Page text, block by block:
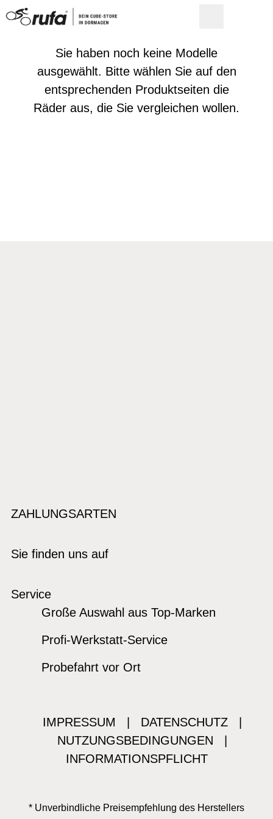
Sie haben noch keine Modelle
ausgewählt. Bitte wählen Sie auf den
entsprechenden Produktseiten die
Räder aus, die Sie vergleichen wollen.
ZAHLUNGSARTEN
Sie finden uns auf
Service
Große Auswahl aus Top-Marken
Profi-Werkstatt-Service
Probefahrt vor Ort
IMPRESSUM DATENSCHUTZ
NUTZUNGSBEDINGUNGEN
INFORMATIONSPFLICHT
* Unverbindliche Preisempfehlung des Herstellers